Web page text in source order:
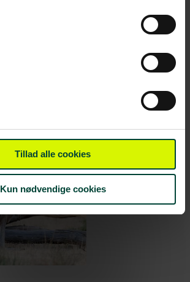
Tillad alle cookies
Kun nødvendige cookies